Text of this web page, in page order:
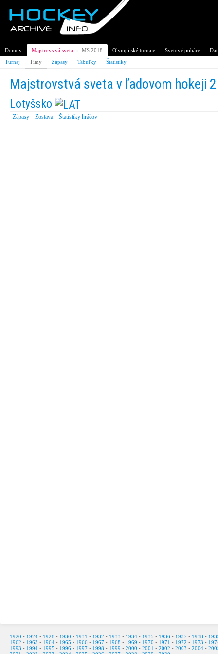
Domov Majstrovstvá sveta › MS 2018 Olympijské turnaje Svetové poháre
Turnaj
Tímy Zápasy Tabuľky Štatistiky
Majstrovstvá sveta v ľadovom hokeji
Lotyšsko
Zápasy Zostava Štatistiky hráčov
1920 • 1924 • 1928 • 1930 • 1931 • 1932 • 1933 • 1934 • 1935 • 1936 • 1937 • 1938 •
1962 • 1963 • 1964 • 1965 • 1966 • 1967 • 1968 • 1969 • 1970 • 1971 • 1972 • 1973 •
1993 • 1994 • 1995 • 1996 • 1997 • 1998 • 1999 • 2000 • 2001 • 2002 • 2003 • 2004 •